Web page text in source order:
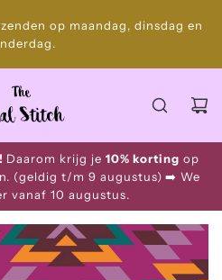
op maandag, dinsdag en
Daarom krijg je 10% korting op
(geldig t/m 9 augustus) ➡️ We
vanaf 10 augustus.